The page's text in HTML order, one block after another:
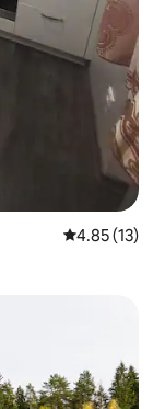
평점 4.85점
4.85 (13)